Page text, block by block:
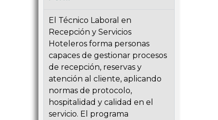
El Técnico Laboral en
Recepción y Servicios
Hoteleros forma personas
capaces de gestionar procesos
de recepción, reservas y
atención al cliente, aplicando
normas de protocolo,
hospitalidad y calidad en el
servicio. El programa